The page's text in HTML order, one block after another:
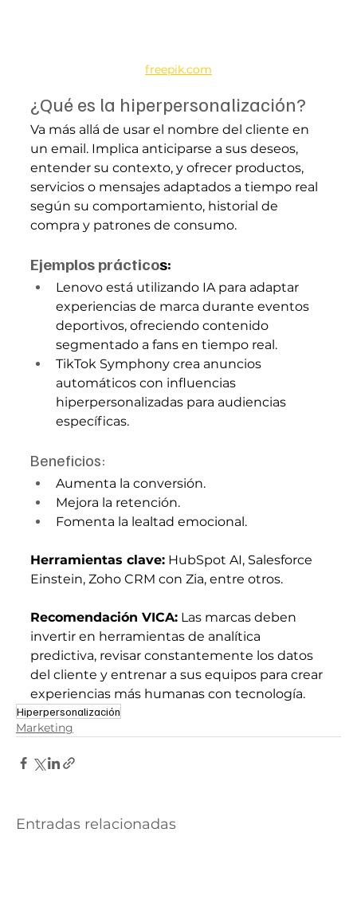
freepik.com
¿Qué es la hiperpersonalización?
Va más allá de usar el nombre del cliente en
un email. Implica anticiparse a sus deseos,
entender su contexto, y ofrecer productos,
servicios o mensajes adaptados a tiempo real
según su comportamiento, historial de
compra y patrones de consumo.
Ejemplos prácticos:
Lenovo está utilizando IA para adaptar
experiencias de marca durante eventos
deportivos, ofreciendo contenido
segmentado a fans en tiempo real.
TikTok Symphony crea anuncios
automáticos con influencias
hiperpersonalizadas para audiencias
específicas.
Beneficios:
Aumenta la conversión.
Mejora la retención.
Fomenta la lealtad emocional.
Herramientas clave: HubSpot AI, Salesforce
Einstein, Zoho CRM con Zia, entre otros.
Recomendación VICA: Las marcas deben
invertir en herramientas de analítica
predictiva, revisar constantemente los datos
del cliente y entrenar a sus equipos para crear
experiencias más humanas con tecnología.
Hiperpersonalización
Marketing
Entradas relacionadas